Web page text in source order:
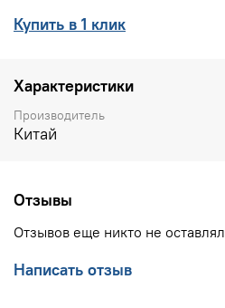
Купить в 1 клик
Характеристики
Производитель
Китай
Отзывы
Отзывов еще никто не оставлял
Написать отзыв